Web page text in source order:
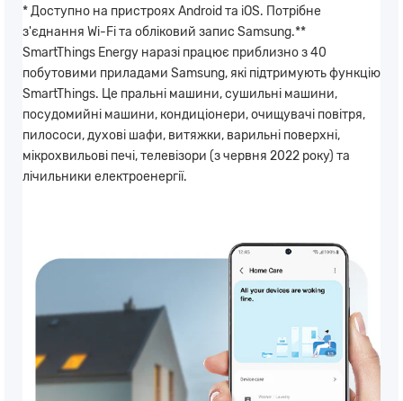
* Доступно на пристроях Android та iOS. Потрібне
з'єднання Wi-Fi та обліковий запис Samsung.**
SmartThings Energy наразі працює приблизно з 40
побутовими приладами Samsung, які підтримують функцію
SmartThings. Це пральні машини, сушильні машини,
посудомийні машини, кондиціонери, очищувачі повітря,
пилососи, духові шафи, витяжки, варильні поверхні,
мікрохвильові печі, телевізори (з червня 2022 року) та
лічильники електроенергії.